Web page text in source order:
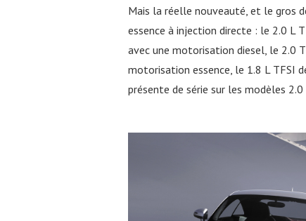
Mais la réelle nouveauté, et le gros
essence à injection directe : le 2.0 L
avec une motorisation diesel, le 2.0
motorisation essence, le 1.8 L TFSI
présente de série sur les modèles